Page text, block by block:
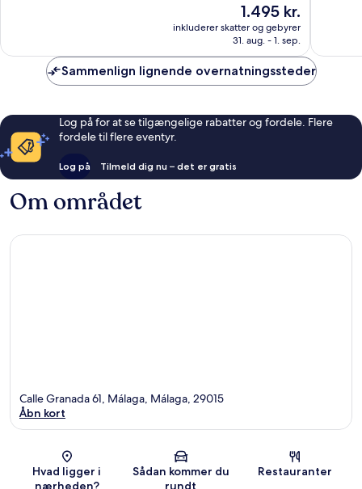
Prisen
er
1.495 kr.
1.495 kr.
inkluderer skatter og gebyrer
31. aug. - 1. sep.
Sammenlign lignende overnatningssteder
Log på for at se tilgængelige rabatter og fordele. Flere
fordele til flere eventyr.
Log på Tilmeld dig nu – det er gratis
Om området
Kort
Calle Granada 61, Málaga, Málaga, 29015
Åbn kort
Hvad ligger i
nærheden?
Sådan kommer du
rundt
Restauranter